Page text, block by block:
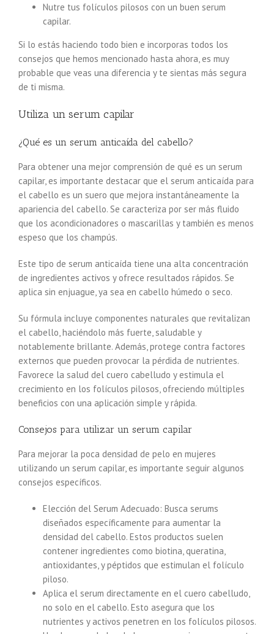
Nutre tus folículos pilosos con un buen serum
capilar.
Si lo estás haciendo todo bien e incorporas todos los
consejos que hemos mencionado hasta ahora, es muy
probable que veas una diferencia y te sientas más segura
de ti misma.
Utiliza un serum capilar
¿Qué es un serum anticaída del cabello?
Para obtener una mejor comprensión de qué es un serum
capilar, es importante destacar que el serum anticaída para
el cabello es un suero que mejora instantáneamente la
apariencia del cabello. Se caracteriza por ser más fluido
que los acondicionadores o mascarillas y también es menos
espeso que los champús.
Este tipo de serum anticaída tiene una alta concentración
de ingredientes activos y ofrece resultados rápidos. Se
aplica sin enjuague, ya sea en cabello húmedo o seco.
Su fórmula incluye componentes naturales que revitalizan
el cabello, haciéndolo más fuerte, saludable y
notablemente brillante. Además, protege contra factores
externos que pueden provocar la pérdida de nutrientes.
Favorece la salud del cuero cabelludo y estimula el
crecimiento en los folículos pilosos, ofreciendo múltiples
beneficios con una aplicación simple y rápida.
Consejos para utilizar un serum capilar
Para mejorar la poca densidad de pelo en mujeres
utilizando un serum capilar, es importante seguir algunos
consejos específicos.
Elección del Serum Adecuado: Busca serums
diseñados específicamente para aumentar la
densidad del cabello. Estos productos suelen
contener ingredientes como biotina, queratina,
antioxidantes, y péptidos que estimulan el folículo
piloso.
Aplica el serum directamente en el cuero cabelludo,
no solo en el cabello. Esto asegura que los
nutrientes y activos penetren en los folículos pilosos.